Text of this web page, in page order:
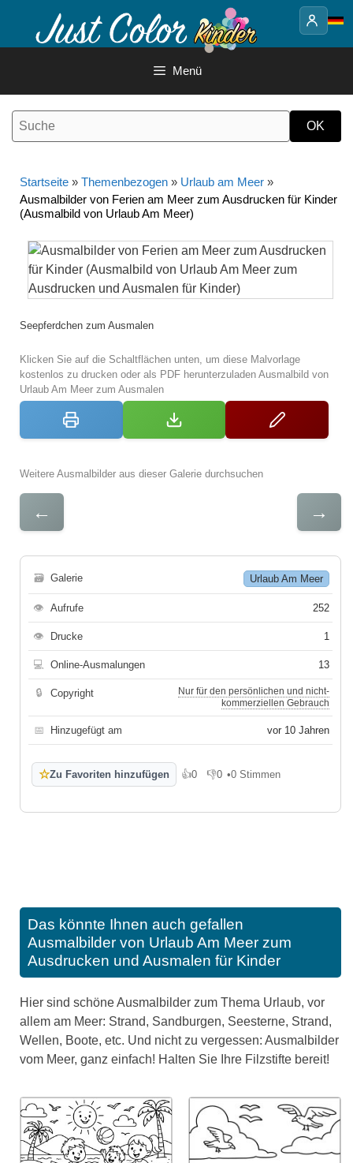
Inhalt
Menü
Startseite » Themenbezogen » Urlaub am Meer »
Ausmalbilder von Ferien am Meer zum Ausdrucken für Kinder
(Ausmalbild von Urlaub Am Meer)
Seepferdchen zum Ausmalen
Klicken Sie auf die Schaltflächen unten, um diese Malvorlage
kostenlos zu drucken oder als PDF herunterzuladen Ausmalbild von
Urlaub Am Meer zum Ausmalen
Weitere Ausmalbilder aus dieser Galerie durchsuchen
← →
🗃 Galerie Urlaub Am Meer
👁 Aufrufe 252
👁 Drucke 1
💻 Online-Ausmalungen 13
🔒 Copyright
Nur für den persönlichen und nicht-
kommerziellen Gebrauch
📅 Hinzugefügt am vor 10 Jahren
☆Zu Favoriten hinzufügen 👍0
Gefällt mir
👎0
Gefällt mir nicht
•0 Stimmen
Das könnte Ihnen auch gefallen
Ausmalbilder von Urlaub Am Meer zum
Ausdrucken und Ausmalen für Kinder
Hier sind schöne Ausmalbilder zum Thema Urlaub, vor
allem am Meer: Strand, Sandburgen, Seesterne, Strand,
Wellen, Boote, etc. Und nicht zu vergessen: Ausmalbilder
vom Meer, ganz einfach! Halten Sie Ihre Filzstifte bereit!